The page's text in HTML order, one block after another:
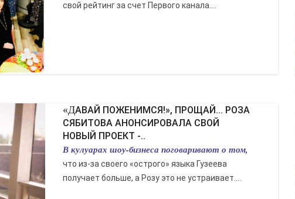
свой рейтинг за счет Первого канала....
«ДАВАЙ ПОЖЕНИМСЯ!», ПРОЩАЙ... РОЗА
СЯБИТОВА АНОНСИРОВАЛА СВОЙ
НОВЫЙ ПРОЕКТ -..
В кулуарах шоу-бизнеса поговаривают о том,
что из-за своего «острого» языка Гузеева
получает больше, а Розу это не устраивает....